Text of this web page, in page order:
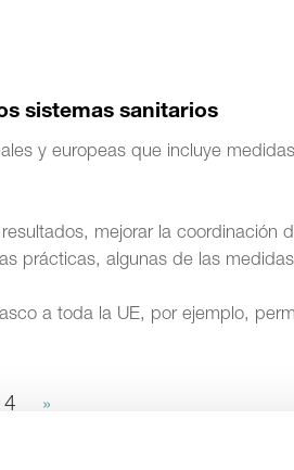
sistemas sanitarios
y europeas que incluye
mejorar la coordinación
prácticas, algunas de las medidas
a toda la UE, por ejemplo,
4 »